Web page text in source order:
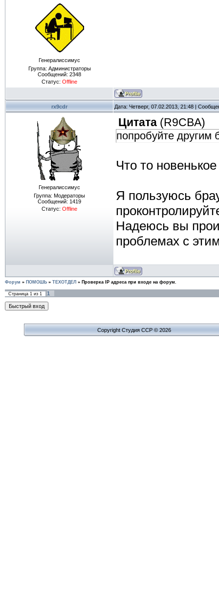
Генералиссимус
Группа: Администраторы
Сообщений: 2348
Статус: Offline
rx9cdr Дата: Четверг, 07.02.2013, 21:48 |
Генералиссимус
Группа: Модераторы
Сообщений: 1419
Статус: Offline
Цитата (R9CBA)
попробуйте другим
Что то
Я пользуюсь
Надеюсь вы
проблемах с
Форум » ПОМОШЬ » ТЕХОТДЕЛ » Проверка IP адреса при входе на форум.
Страница 1 из 1 1
Copyright Cтудия ССР © 2026